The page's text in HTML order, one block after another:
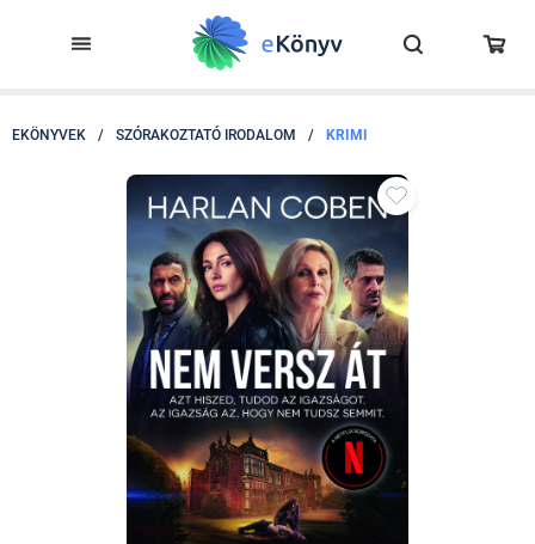
EKÖNYVEK / SZÓRAKOZTATÓ IRODALOM / KRIMI